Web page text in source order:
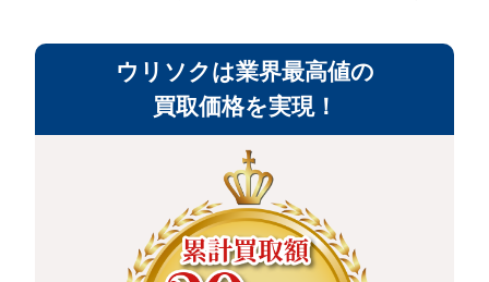
ウリソクは業界最高値の
買取価格を実現！